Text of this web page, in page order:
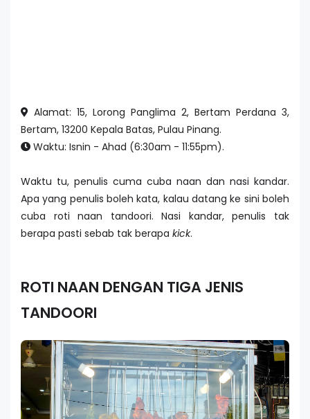
Alamat: 15, Lorong Panglima 2, Bertam Perdana 3,
Bertam, 13200 Kepala Batas, Pulau Pinang.
Waktu: Isnin - Ahad (6:30am - 11:55pm).
Waktu tu, penulis cuma cuba naan dan nasi kandar.
Apa yang penulis boleh kata, kalau datang ke sini boleh
cuba roti naan tandoori. Nasi kandar, penulis tak
berapa pasti sebab tak berapa kick.
ROTI NAAN DENGAN TIGA JENIS
TANDOORI